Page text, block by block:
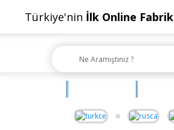
Türkiye'nin İlk Online